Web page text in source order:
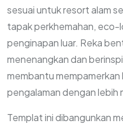
sesuai untuk resort alam
tapak perkhemahan, eco-
penginapan luar. Reka
menenangkan dan
membantu
pengalaman dengan lebih
Templat ini dibangunkan